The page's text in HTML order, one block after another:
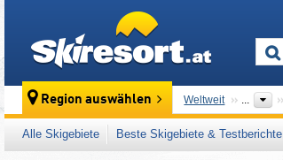
Region auswählen Weltweit ...
Alle Skigebiete Beste Skigebiete & Testberichte